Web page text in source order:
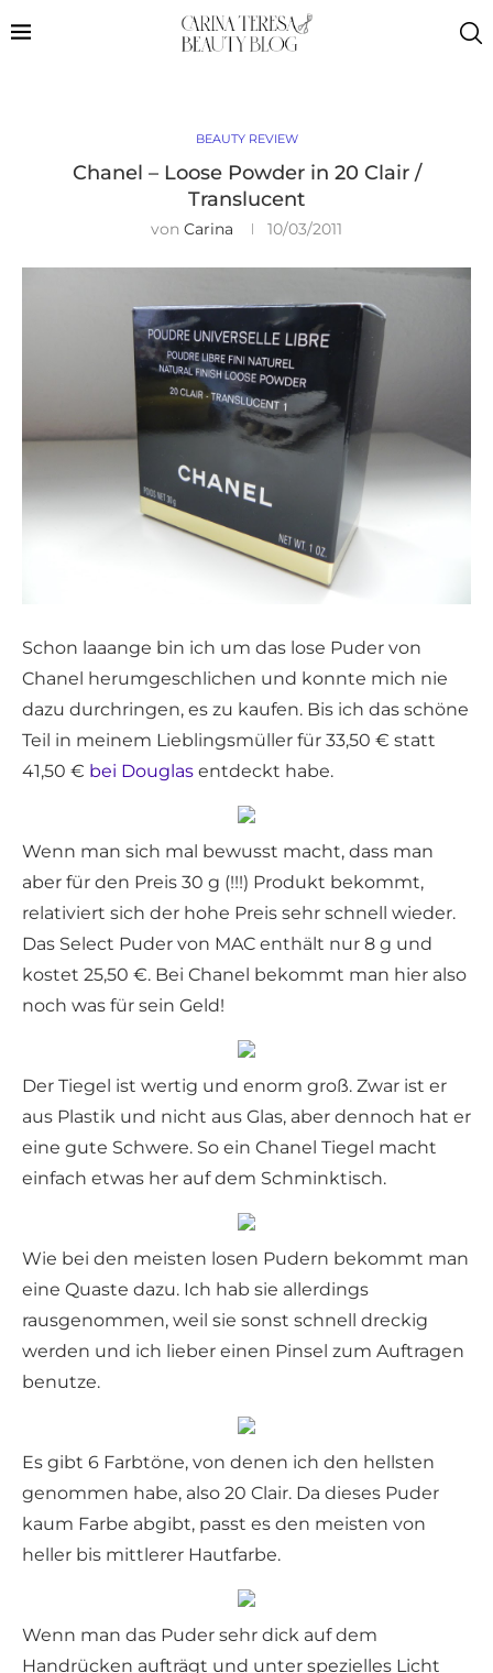
BEAUTY REVIEW
Chanel – Loose Powder in 20 Clair /
Translucent
von Carina 10/03/2011
Schon laaange bin ich um das lose Puder von
Chanel herumgeschlichen und konnte mich nie
dazu durchringen, es zu kaufen. Bis ich das schöne
Teil in meinem Lieblingsmüller für 33,50 € statt
41,50 € bei Douglas entdeckt habe.
Wenn man sich mal bewusst macht, dass man
aber für den Preis 30 g (!!!) Produkt bekommt,
relativiert sich der hohe Preis sehr schnell wieder.
Das Select Puder von MAC enthält nur 8 g und
kostet 25,50 €. Bei Chanel bekommt man hier also
noch was für sein Geld!
Der Tiegel ist wertig und enorm groß. Zwar ist er
aus Plastik und nicht aus Glas, aber dennoch hat er
eine gute Schwere. So ein Chanel Tiegel macht
einfach etwas her auf dem Schminktisch.
Wie bei den meisten losen Pudern bekommt man
eine Quaste dazu. Ich hab sie allerdings
rausgenommen, weil sie sonst schnell dreckig
werden und ich lieber einen Pinsel zum Auftragen
benutze.
Es gibt 6 Farbtöne, von denen ich den hellsten
genommen habe, also 20 Clair. Da dieses Puder
kaum Farbe abgibt, passt es den meisten von
heller bis mittlerer Hautfarbe.
Wenn man das Puder sehr dick auf dem
Handrücken aufträgt und unter spezielles Licht